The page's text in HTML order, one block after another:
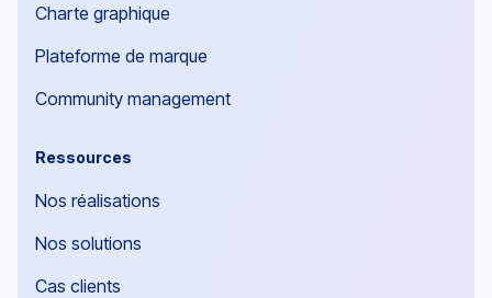
Charte graphique
Plateforme de marque
Community management
Ressources
Nos réalisations
Nos solutions
Cas clients